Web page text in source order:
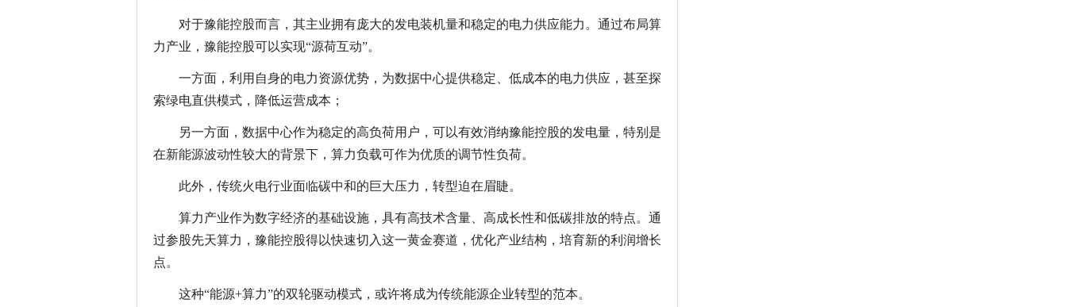
对于豫能控股而言，其主业拥有庞大的发电装机量和稳定的电力供应能力。通过布局算
力产业，豫能控股可以实现“源荷互动”。
一方面，利用自身的电力资源优势，为数据中心提供稳定、低成本的电力供应，甚至探
索绿电直供模式，降低运营成本；
另一方面，数据中心作为稳定的高负荷用户，可以有效消纳豫能控股的发电量，特别是
在新能源波动性较大的背景下，算力负载可作为优质的调节性负荷。
此外，传统火电行业面临碳中和的巨大压力，转型迫在眉睫。
算力产业作为数字经济的基础设施，具有高技术含量、高成长性和低碳排放的特点。通
过参股先天算力，豫能控股得以快速切入这一黄金赛道，优化产业结构，培育新的利润增长
点。
这种“能源+算力”的双轮驱动模式，或许将成为传统能源企业转型的范本。